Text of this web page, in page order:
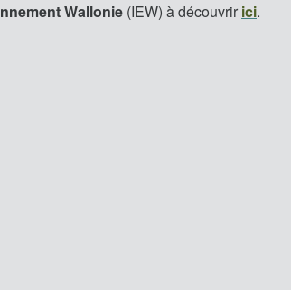
Wallonie (IEW) à découvrir ici.